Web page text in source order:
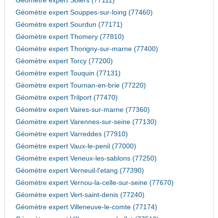
Géomètre expert Souppes-sur-loing (77460)
Géomètre expert Sourdun (77171)
Géomètre expert Thomery (77810)
Géomètre expert Thorigny-sur-marne (77400)
Géomètre expert Torcy (77200)
Géomètre expert Touquin (77131)
Géomètre expert Tournan-en-brie (77220)
Géomètre expert Trilport (77470)
Géomètre expert Vaires-sur-marne (77360)
Géomètre expert Varennes-sur-seine (77130)
Géomètre expert Varreddes (77910)
Géomètre expert Vaux-le-penil (77000)
Géomètre expert Veneux-les-sablons (77250)
Géomètre expert Verneuil-l'etang (77390)
Géomètre expert Vernou-la-celle-sur-seine (77670)
Géomètre expert Vert-saint-denis (77240)
Géomètre expert Villeneuve-le-comte (77174)